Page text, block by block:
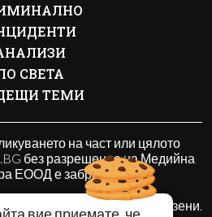
СВЕТА
ТЕМИ
на част или цялото
без разрешение на Медийна
ЕООД е забранено.
Всички права запазени.